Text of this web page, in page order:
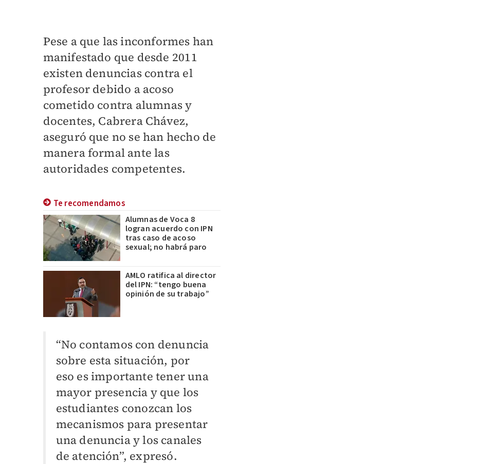
Pese a que las inconformes han
manifestado que desde 2011
existen denuncias contra el
profesor debido a acoso
cometido contra alumnas y
docentes, Cabrera Chávez,
aseguró que no se han hecho de
manera formal ante las
autoridades competentes.
Te recomendamos
Alumnas de Voca 8
logran acuerdo con IPN
tras caso de acoso
sexual; no habrá paro
AMLO ratifica al director
del IPN: “tengo buena
opinión de su trabajo”
“No contamos con denuncia
sobre esta situación, por
eso es importante tener una
mayor presencia y que los
estudiantes conozcan los
mecanismos para presentar
una denuncia y los canales
de atención”, expresó.